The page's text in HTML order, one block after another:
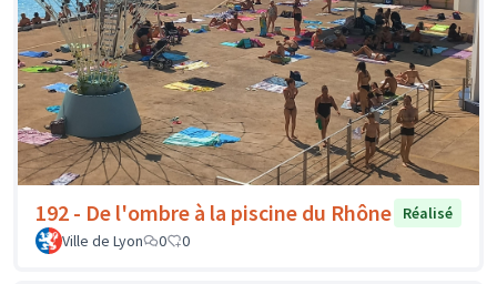
192 - De l'ombre à la piscine du Rhône
Réalisé
Ville de Lyon
0 0